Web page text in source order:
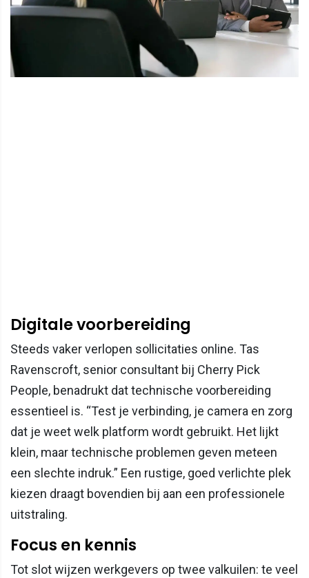
Digitale voorbereiding
Steeds vaker verlopen sollicitaties online. Tas
Ravenscroft, senior consultant bij Cherry Pick
People, benadrukt dat technische voorbereiding
essentieel is. “Test je verbinding, je camera en zorg
dat je weet welk platform wordt gebruikt. Het lijkt
klein, maar technische problemen geven meteen
een slechte indruk.” Een rustige, goed verlichte plek
kiezen draagt bovendien bij aan een professionele
uitstraling.
Focus en kennis
Tot slot wijzen werkgevers op twee valkuilen: te veel